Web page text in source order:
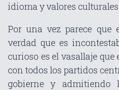
idioma y valores culturales
Por una vez parece que
verdad que es
curioso es el vasallaje
con todos los partidos
gobierne y admitiendo